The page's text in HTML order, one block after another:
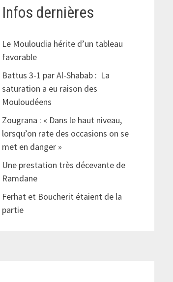
Infos dernières
Le Mouloudia hérite d’un tableau
favorable
Battus 3-1 par Al-Shabab : La
saturation a eu raison des
Mouloudéens
Zougrana : « Dans le haut niveau,
lorsqu’on rate des occasions on se
met en danger »
Une prestation très décevante de
Ramdane
Ferhat et Boucherit étaient de la
partie